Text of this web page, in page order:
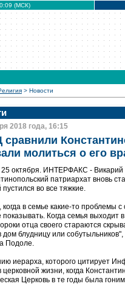
(МСК)
> Новости
2018 года, 16:15
молиться о его
25 октября. ИНТЕРФАКС - Викарий
патриархат вновь
пустился во все тяжкие.
когда в семье какие-то проблемы
показывать. Когда семья
отца своего стараются
дом блудницу или
Подоле.
иерарха, которого цитирует
церковной жизни, когда
Церковь в те годы была